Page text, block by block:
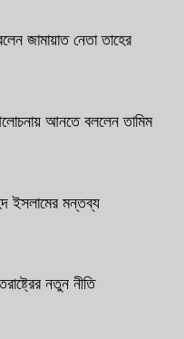
জামায়াত নেতা তাহের
আনতে বললেন তামিম
ইসলামের মন্তব্য
নতুন নীতি